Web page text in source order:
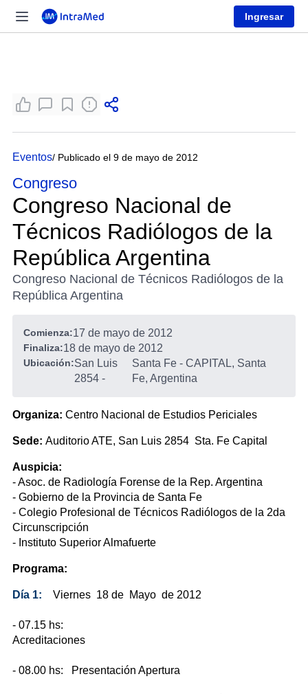
Ingresar
Eventos/ Publicado el 9 de mayo de 2012
Congreso
Congreso Nacional de
Técnicos Radiólogos de la
República Argentina
Congreso Nacional de Técnicos Radiólogos de la
República Argentina
Comienza:17 de mayo de 2012
Finaliza:18 de mayo de 2012
Ubicación:San Luis
2854 -
Santa Fe - CAPITAL, Santa
Fe, Argentina
Organiza: Centro Nacional de Estudios Periciales
Sede: Auditorio ATE, San Luis 2854 Sta. Fe Capital
Auspicia:
- Asoc. de Radiología Forense de la Rep. Argentina
- Gobierno de la Provincia de Santa Fe
- Colegio Profesional de Técnicos Radiólogos de la 2da
Circunscripción
- Instituto Superior Almafuerte
Programa:
Día 1: Viernes 18 de Mayo de 2012
- 07.15 hs:
Acreditaciones
- 08.00 hs: Presentación Apertura